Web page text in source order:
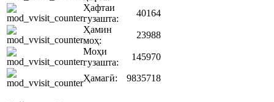
Ҳафтаи
гузашта:
40164
Ҳамин
моҳ:
23988
Моҳи
гузашта:
145970
Ҳамагӣ: 9835718